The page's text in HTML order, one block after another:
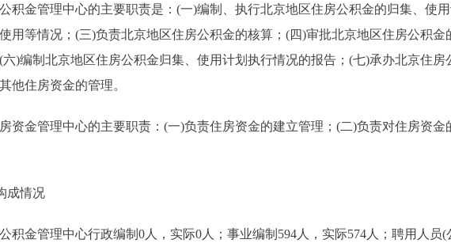
金管理中心的主要职责是：(一)编制、执行北京地区住房公积金的归集、使
用等情况；(三)负责北京地区住房公积金的核算；(四)审批北京地区住房公积
)编制北京地区住房公积金归集、使用计划执行情况的报告；(七)承办北京住
他住房资金的管理。
金管理中心的主要职责：(一)负责住房资金的建立管理；(二)负责对住房资金
情况
金管理中心行政编制0人，实际0人；事业编制594人，实际574人；聘用人员(